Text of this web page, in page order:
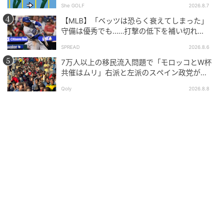
BikeJIN WEB
【会場】
モビリティ―リゾートもてぎ
栃木県芳賀郡茂木町桧山120-1
TEL0285-64-0001
https://www.mr-motegi.jp/
She GOLF 2026.8.7
【MLB】「ベッツは恐らく衰えてしまった」
守備は優秀でも……打撃の低下を補い切れ
し始めるべき」
SPREAD 2026.8.6
7万人以上の移民流入問題で「モロッコとW杯
共催はムリ」右派と左派のスペイン政党が要
Qoly 2026.8.8